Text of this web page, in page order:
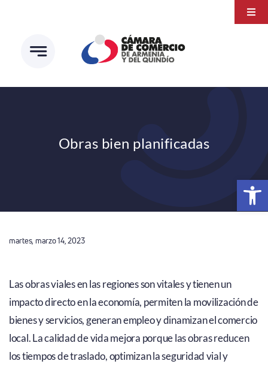
Abrir
contenido
Obras bien planificadas
martes, marzo 14, 2023
Las obras viales en las regiones son vitales y tienen un
impacto directo en la economía, permiten la movilización de
bienes y servicios, generan empleo y dinamizan el comercio
local. La calidad de vida mejora porque las obras reducen
los tiempos de traslado, optimizan la seguridad vial y